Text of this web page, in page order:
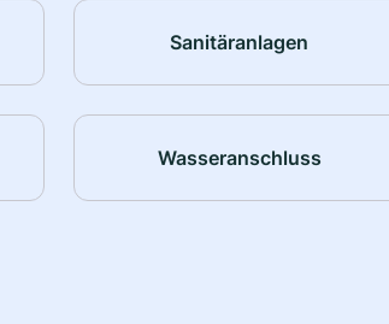
Sanitäranlagen
Wasseranschluss